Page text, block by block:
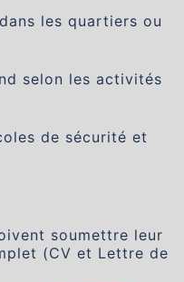
les quartiers ou
selon les activités
de sécurité et
soumettre leur
(CV et Lettre de